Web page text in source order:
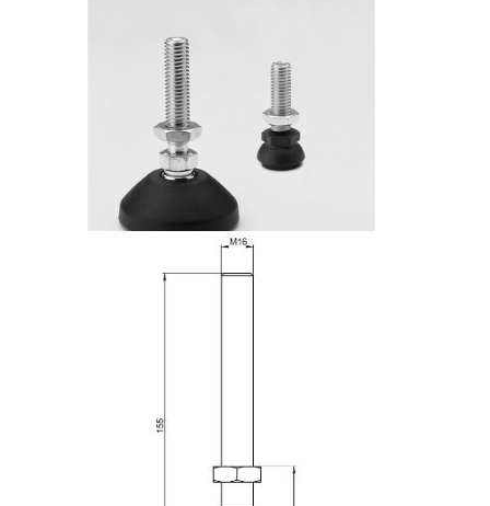
Charnières et Articulations
Éléments pneumatique
Éléments dynamique
Elément d’angle
Colonne Elevatrice
Système de transrouler